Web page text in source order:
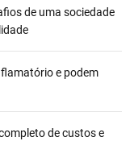
de uma sociedade
e podem
de custos e